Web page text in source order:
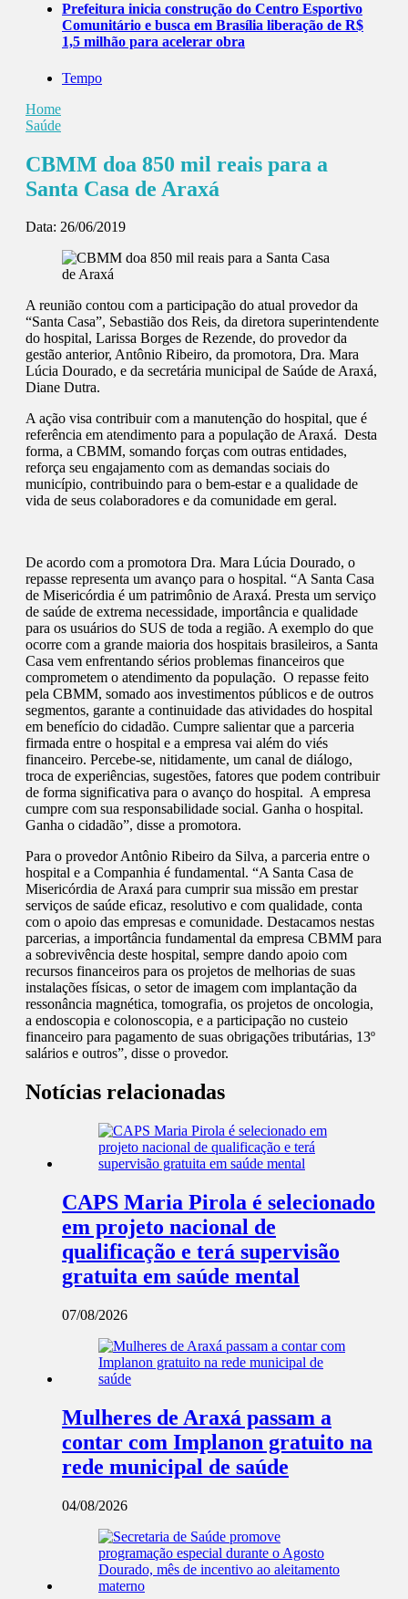
Prefeitura inicia construção do Centro Esportivo
Comunitário e busca em Brasília liberação de R$
1,5 milhão para acelerar obra
Tempo
Home
Saúde
CBMM doa 850 mil reais para a
Santa Casa de Araxá
Data: 26/06/2019
A reunião contou com a participação do atual provedor da
“Santa Casa”, Sebastião dos Reis, da diretora superintendente
do hospital, Larissa Borges de Rezende, do provedor da
gestão anterior, Antônio Ribeiro, da promotora, Dra. Mara
Lúcia Dourado, e da secretária municipal de Saúde de Araxá,
Diane Dutra.
A ação visa contribuir com a manutenção do hospital, que é
referência em atendimento para a população de Araxá. Desta
forma, a CBMM, somando forças com outras entidades,
reforça seu engajamento com as demandas sociais do
município, contribuindo para o bem-estar e a qualidade de
vida de seus colaboradores e da comunidade em geral.
De acordo com a promotora Dra. Mara Lúcia Dourado, o
repasse representa um avanço para o hospital. “A Santa Casa
de Misericórdia é um patrimônio de Araxá. Presta um serviço
de saúde de extrema necessidade, importância e qualidade
para os usuários do SUS de toda a região. A exemplo do que
ocorre com a grande maioria dos hospitais brasileiros, a Santa
Casa vem enfrentando sérios problemas financeiros que
comprometem o atendimento da população. O repasse feito
pela CBMM, somado aos investimentos públicos e de outros
segmentos, garante a continuidade das atividades do hospital
em benefício do cidadão. Cumpre salientar que a parceria
firmada entre o hospital e a empresa vai além do viés
financeiro. Percebe-se, nitidamente, um canal de diálogo,
troca de experiências, sugestões, fatores que podem contribuir
de forma significativa para o avanço do hospital. A empresa
cumpre com sua responsabilidade social. Ganha o hospital.
Ganha o cidadão”, disse a promotora.
Para o provedor Antônio Ribeiro da Silva, a parceria entre o
hospital e a Companhia é fundamental. “A Santa Casa de
Misericórdia de Araxá para cumprir sua missão em prestar
serviços de saúde eficaz, resolutivo e com qualidade, conta
com o apoio das empresas e comunidade. Destacamos nestas
parcerias, a importância fundamental da empresa CBMM para
a sobrevivência deste hospital, sempre dando apoio com
recursos financeiros para os projetos de melhorias de suas
instalações físicas, o setor de imagem com implantação da
ressonância magnética, tomografia, os projetos de oncologia,
a endoscopia e colonoscopia, e a participação no custeio
financeiro para pagamento de suas obrigações tributárias, 13º
salários e outros”, disse o provedor.
Notícias relacionadas
CAPS Maria Pirola é selecionado
em projeto nacional de
qualificação e terá supervisão
gratuita em saúde mental
07/08/2026
Mulheres de Araxá passam a
contar com Implanon gratuito na
rede municipal de saúde
04/08/2026